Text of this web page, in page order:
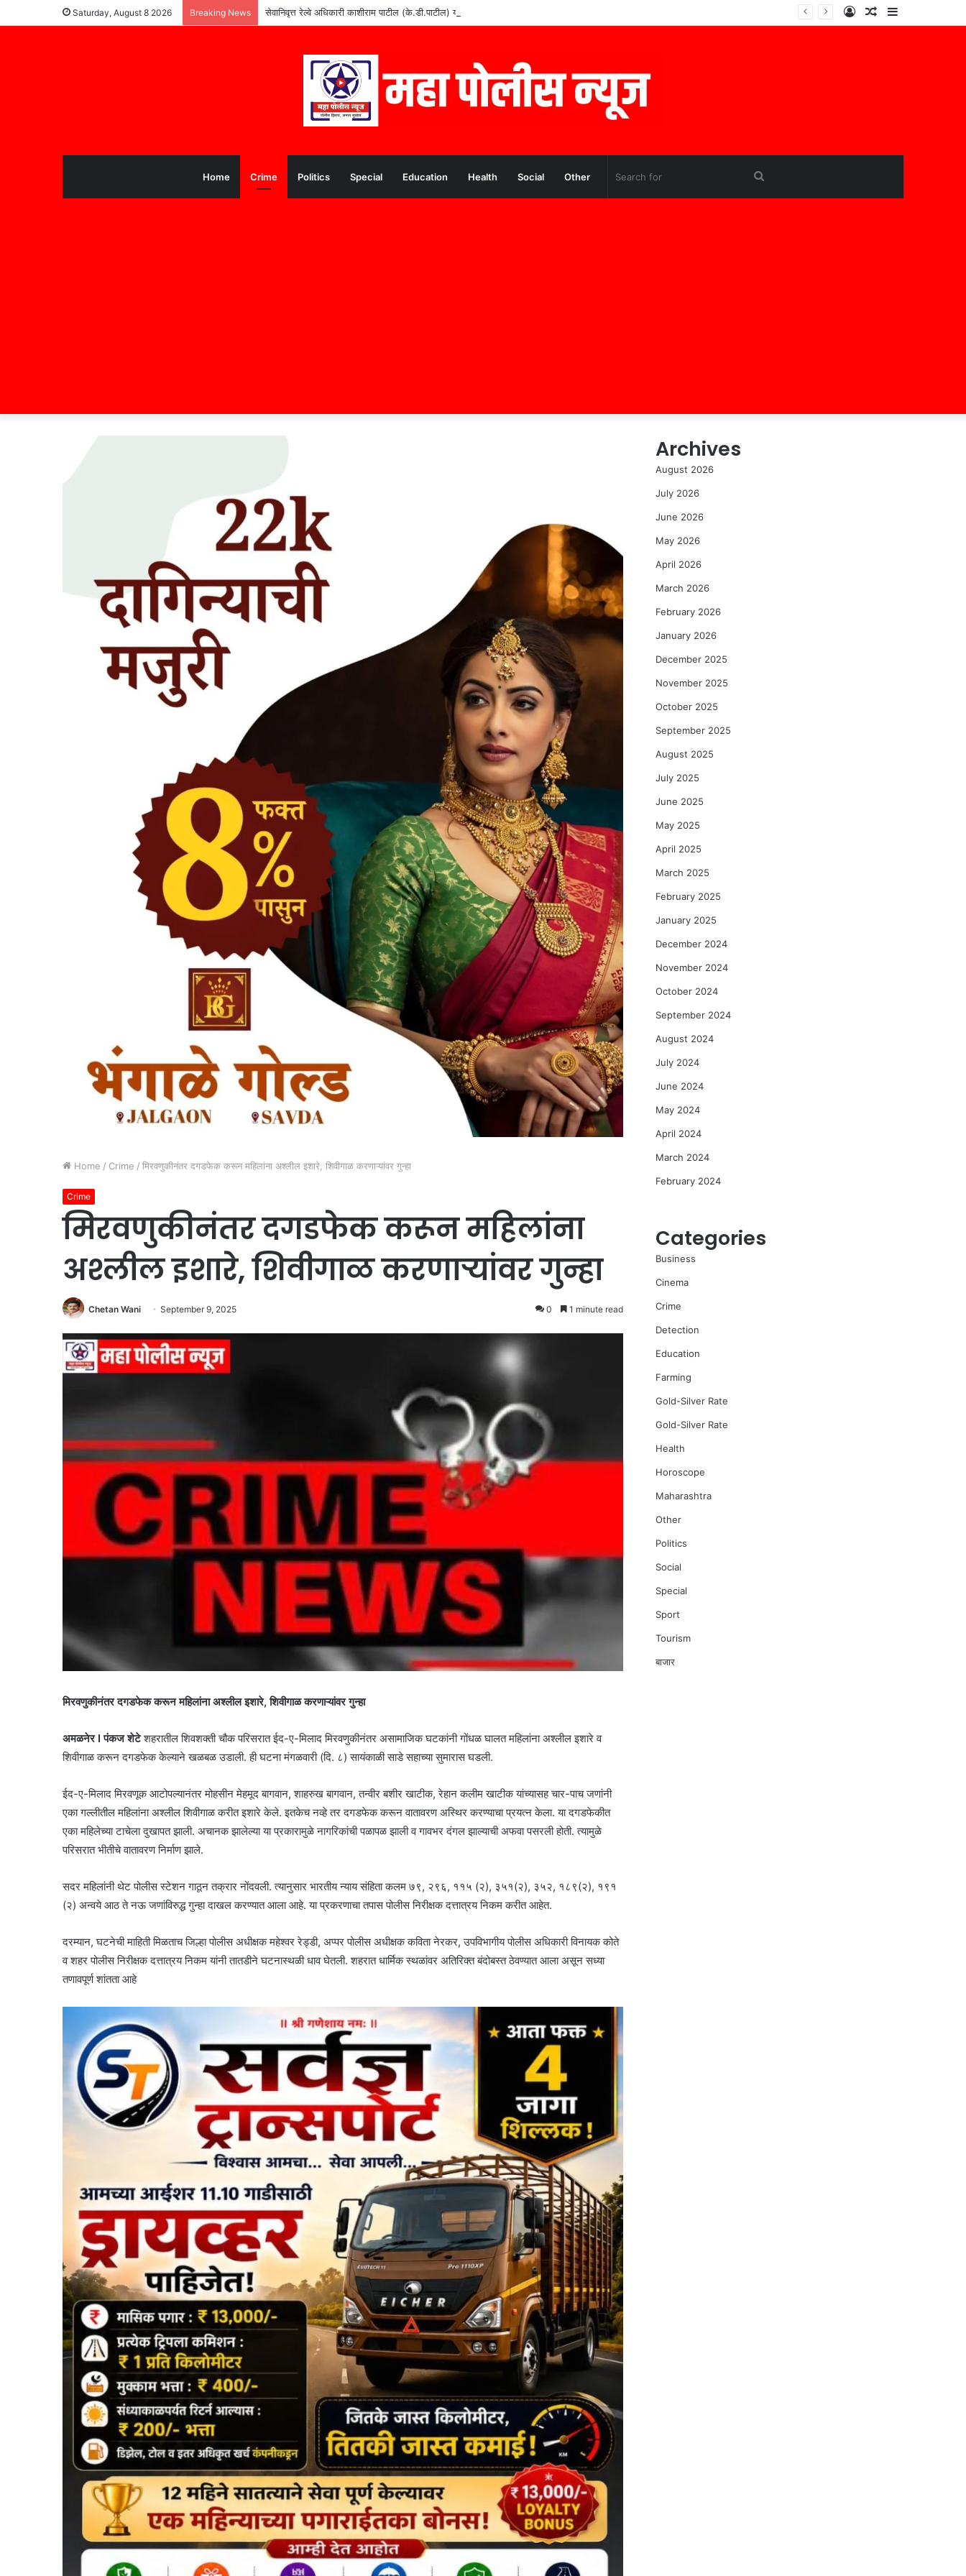
Saturday, August 8 2026 Breaking News सेवानिवृत्त रेल्वे अधिकारी काशीराम पाटील (के.डी.पाटील) यांचे निधन Sidebar
Random
Log
Home Crime Politics Special Education Health Social Other
Home / Crime / मिरवणुकीनंतर दगडफेक करून महिलांना अश्लील इशारे, शिवीगाळ करणाऱ्यांवर गुन्हा
Crime
मिरवणुकीनंतर दगडफेक करून महिलांना
अश्लील इशारे, शिवीगाळ करणाऱ्यांवर गुन्हा
Chetan Wani September 9, 2025 0 1 minute read
मिरवणुकीनंतर दगडफेक करून महिलांना अश्लील इशारे, शिवीगाळ करणाऱ्यांवर गुन्हा
अमळनेर I पंकज शेटेशहरातील शिवशक्ती चौक परिसरात ईद-ए-मिलाद मिरवणुकीनंतर असामाजिक घटकांनी गोंधळ घालत महिलांना अश्लील इशारे व
शिवीगाळ करून दगडफेक केल्याने खळबळ उडाली. ही घटना मंगळवारी (दि. ८) सायंकाळी साडे सहाच्या सुमारास घडली.
ईद-ए-मिलाद मिरवणूक आटोपल्यानंतर मोहसीन मेहमूद बागवान, शाहरुख बागवान, तन्वीर बशीर खाटीक, रेहान कलीम खाटीक यांच्यासह चार-पाच जणांनी
एका गल्लीतील महिलांना अश्लील शिवीगाळ करीत इशारे केले. इतकेच नव्हे तर दगडफेक करून वातावरण अस्थिर करण्याचा प्रयत्न केला. या दगडफेकीत
एका महिलेच्या टाचेला दुखापत झाली. अचानक झालेल्या या प्रकारामुळे नागरिकांची पळापळ झाली व गावभर दंगल झाल्याची अफवा पसरली होती. त्यामुळे
परिसरात भीतीचे वातावरण निर्माण झाले.
सदर महिलांनी थेट पोलीस स्टेशन गाठून तक्रार नोंदवली. त्यानुसार भारतीय न्याय संहिता कलम ७९, २९६, ११५ (२), ३५१(२), ३५२, १८९(२), १९१
(२) अन्वये आठ ते नऊ जणांविरुद्ध गुन्हा दाखल करण्यात आला आहे. या प्रकरणाचा तपास पोलीस निरीक्षक दत्तात्रय निकम करीत आहेत.
दरम्यान, घटनेची माहिती मिळताच जिल्हा पोलीस अधीक्षक महेश्वर रेड्डी, अप्पर पोलीस अधीक्षक कविता नेरकर, उपविभागीय पोलीस अधिकारी विनायक कोते
व शहर पोलीस निरीक्षक दत्तात्रय निकम यांनी तातडीने घटनास्थळी धाव घेतली. शहरात धार्मिक स्थळांवर अतिरिक्त बंदोबस्त ठेवण्यात आला असून सध्या
तणावपूर्ण शांतता आहे
Archives
August 2026
July 2026
June 2026
May 2026
April 2026
March 2026
February 2026
January 2026
December 2025
November 2025
October 2025
September 2025
August 2025
July 2025
June 2025
May 2025
April 2025
March 2025
February 2025
January 2025
December 2024
November 2024
October 2024
September 2024
August 2024
July 2024
June 2024
May 2024
April 2024
March 2024
February 2024
Categories
Business
Cinema
Crime
Detection
Education
Farming
Gold-Silver Rate
Gold-Silver Rate
Health
Horoscope
Maharashtra
Other
Politics
Social
Special
Sport
Tourism
बाजार